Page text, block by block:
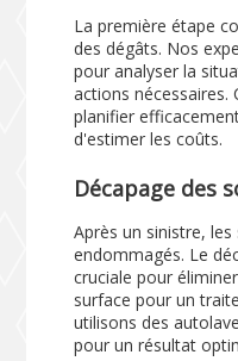
La première étape
des dégâts. Nos
pour analyser la
actions nécessaires.
planifier
d'estimer les coûts.
Décapage des
Après un sinistre,
endommagés. Le
cruciale pour
surface pour un
utilisons des
pour un résultat